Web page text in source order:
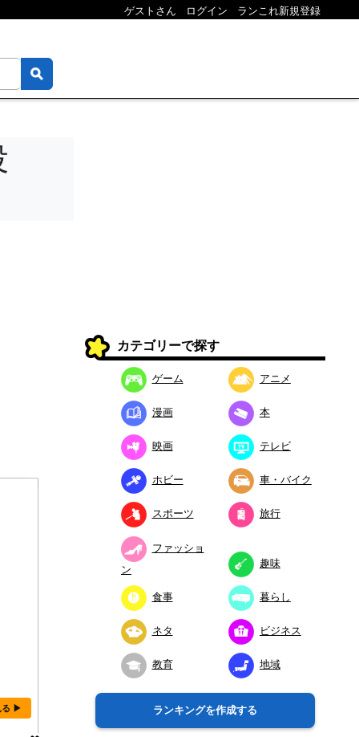
ゲストさん ログイン ランこれ新規登録
る ▶
カテゴリーで探す
ゲーム アニメ
漫画 本
映画 テレビ
ホビー 車・バイク
スポーツ 旅行
ファッショ
ン
趣味
食事 暮らし
ネタ ビジネス
教育 地域
ランキングを作成する